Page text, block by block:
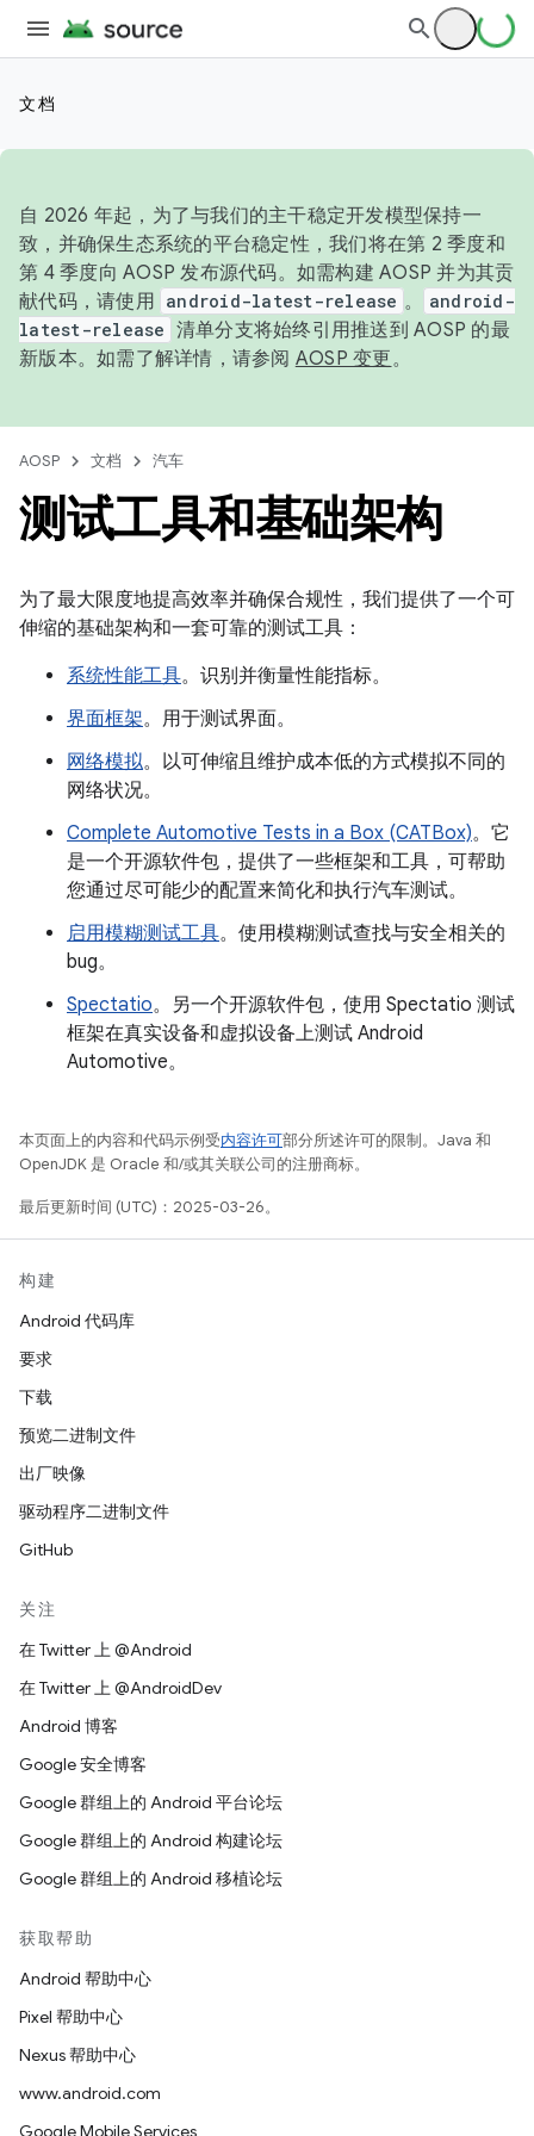
文档
自 2026 年起，为了与我们的主干稳定开发模型保持一
致，并确保生态系统的平台稳定性，我们将在第 2 季度和
第 4 季度向 AOSP 发布源代码。如需构建 AOSP 并为其贡
献代码，请使用 android-latest-release 。
android-
latest-release 清单分支将始终引用推送到 AOSP 的最
新版本。如需了解详情，请参阅 AOSP 变更。
AOSP 文档 汽车
测试工具和基础架构
为了最大限度地提高效率并确保合规性，我们提供了一个可
伸缩的基础架构和一套可靠的测试工具：
系统性能工具。识别并衡量性能指标。
界面框架。用于测试界面。
网络模拟。以可伸缩且维护成本低的方式模拟不同的
网络状况。
Complete Automotive Tests in a Box (CATBox)。它
是一个开源软件包，提供了一些框架和工具，可帮助
您通过尽可能少的配置来简化和执行汽车测试。
启用模糊测试工具。使用模糊测试查找与安全相关的
bug。
Spectatio。另一个开源软件包，使用 Spectatio 测试
框架在真实设备和虚拟设备上测试 Android
Automotive。
本页面上的内容和代码示例受内容许可部分所述许可的限制。Java 和
OpenJDK 是 Oracle 和/或其关联公司的注册商标。
最后更新时间 (UTC)：2025-03-26。
构建
Android 代码库
要求
下载
预览二进制文件
出厂映像
驱动程序二进制文件
GitHub
关注
在 Twitter 上 @Android
在 Twitter 上 @AndroidDev
Android 博客
Google 安全博客
Google 群组上的 Android 平台论坛
Google 群组上的 Android 构建论坛
Google 群组上的 Android 移植论坛
获取帮助
Android 帮助中心
Pixel 帮助中心
Nexus 帮助中心
www.android.com
Google Mobile Services